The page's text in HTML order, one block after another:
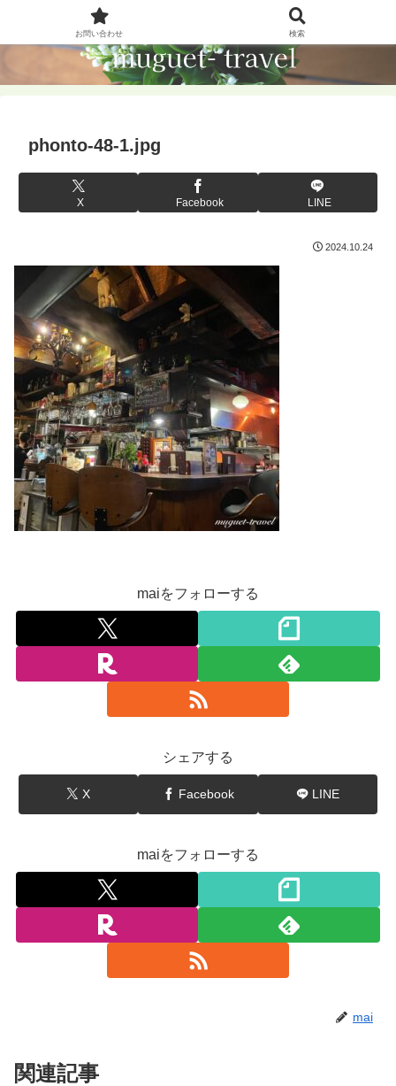
phonto-48-1.jpg
X Facebook LINE
2024.10.24
maiをフォローする
シェアする
X Facebook LINE
maiをフォローする
mai
関連記事
お問い合わせ 検索